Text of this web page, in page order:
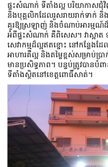
ផ្ទះសំណាក់​ ទីតាំងល្អ បរិយាកាសជុំវិ
និងបុគ្គលិកដែលរួសរាយរាក់ទាក់
គួរឱ្យស្រឡាញ់ និងចំណាប់អារម្មណ៍ដ៏
អំពីផ្ទះ​សំណាក់​ គឺពិសេស។ វាស្អា
សេវាកម្មដ៏ល្អឥតខ្ចោះ នៅកន្លែង
អាហារ​គឺ​ល្អ និង​តម្លៃ​ខ្ពស់​សម្រាប់​ប្
មាន​ប្រសិទ្ធភាព។ បន្ទប់ត្រូវបានបំ
ទីតាំងស្ថិតនៅខេត្តពោធិ៍សាត់។